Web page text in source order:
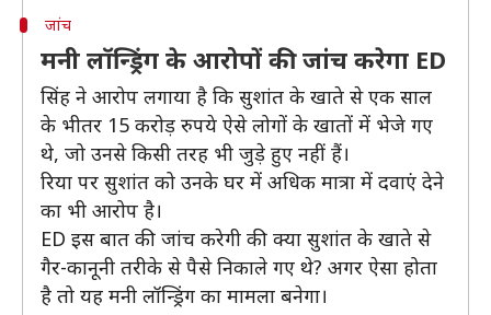
जांच
मनी लॉन्ड्रिंग के आरोपों की जांच करेगा ED
सिंह ने आरोप लगाया है कि सुशांत के खाते से एक साल
के भीतर 15 करोड़ रुपये ऐसे लोगों के खातों में भेजे गए
थे, जो उनसे किसी तरह भी जुड़े हुए नहीं हैं।
रिया पर सुशांत को उनके घर में अधिक मात्रा में दवाएं देने
का भी आरोप है।
ED इस बात की जांच करेगी की क्या सुशांत के खाते से
गैर-कानूनी तरीके से पैसे निकाले गए थे? अगर ऐसा होता
है तो यह मनी लॉन्ड्रिंग का मामला बनेगा।